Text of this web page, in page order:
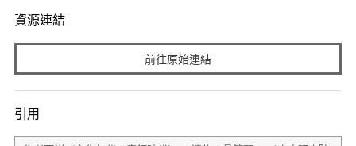
資源連結
前往原始連結
引用